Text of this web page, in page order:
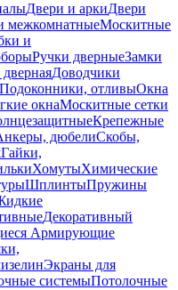
Двери и аркиДвери
межкомнатныеМоскитные
и
Ручки дверныеЗамки
Доводчики
Подоконники, отливыОкна
окнаМоскитные сетки
Крепежные
дюбелиСкобы,
Гайки,
ХомутыХимические
ШплинтыПружины
Декоративный
Армирующие
Экраны для
системыПотолочные